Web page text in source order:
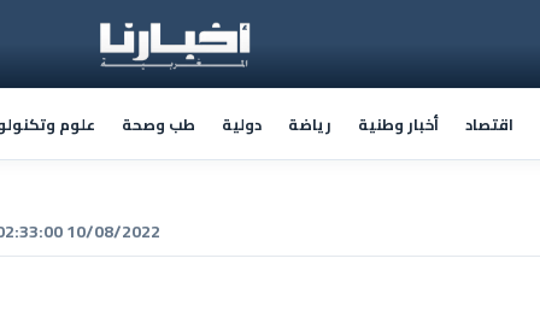
اقتصاد أخبار وطنية رياضة دولية طب وصحة علوم
10/08/2022 02:33:00